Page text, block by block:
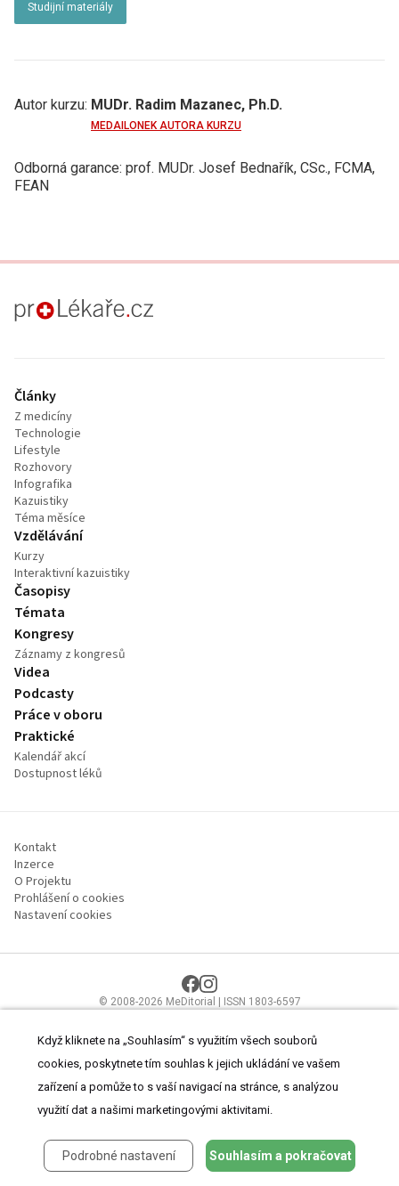
Studijní materiály
Autor kurzu: MUDr. Radim Mazanec, Ph.D.
MEDAILONEK AUTORA KURZU
Odborná garance: prof. MUDr. Josef Bednařík, CSc., FCMA,
FEAN
proLékaře.cz
Články
Z medicíny
Technologie
Lifestyle
Rozhovory
Infografika
Kazuistiky
Téma měsíce
Vzdělávání
Kurzy
Interaktivní kazuistiky
Časopisy
Témata
Kongresy
Záznamy z kongresů
Videa
Podcasty
Práce v oboru
Praktické
Kalendář akcí
Dostupnost léků
Kontakt
Inzerce
O Projektu
Prohlášení o cookies
Nastavení cookies
© 2008-2026 MeDitorial | ISSN 1803-6597
zdravotnictví.Čtěte prohlášeníaZásady zpracování osobních údajů
Když kliknete na „Souhlasím“ s využitím všech souborů
cookies, poskytnete tím souhlas k jejich ukládání ve vašem
zařízení a pomůže to s vaší navigací na stránce, s analýzou
využití dat a našimi marketingovými aktivitami.
Podrobné nastavení Souhlasím a pokračovat